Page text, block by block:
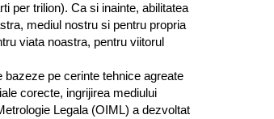
per trilion). Ca si inainte, abilitatea
mediul nostru si pentru propria
viata noastra, pentru viitorul
pe cerinte tehnice agreate
corecte, ingrijirea mediului
Legala (OIML) a dezvoltat